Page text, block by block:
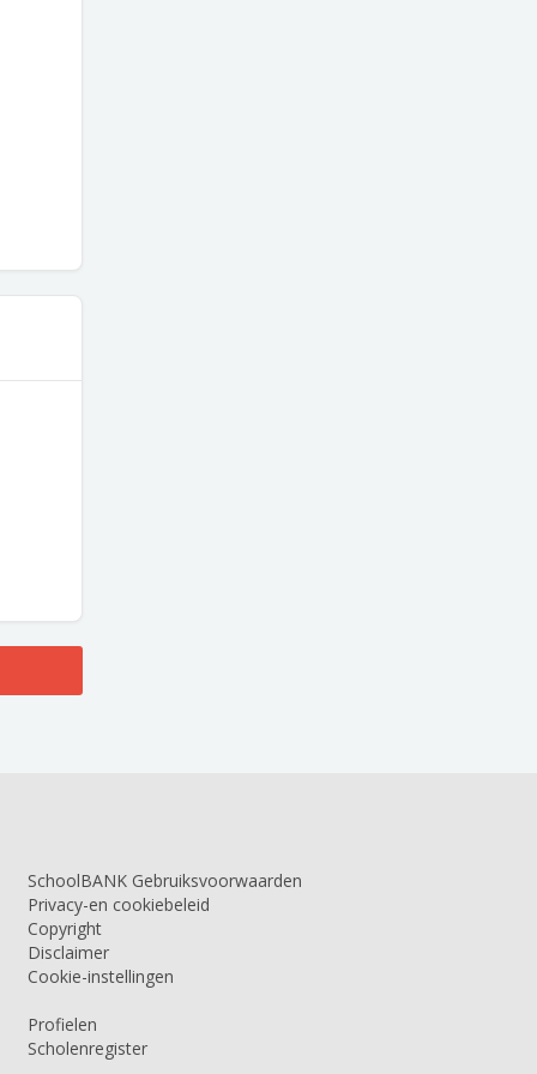
SchoolBANK Gebruiksvoorwaarden
Privacy-en cookiebeleid
Copyright
Disclaimer
Cookie-instellingen
Profielen
Scholenregister